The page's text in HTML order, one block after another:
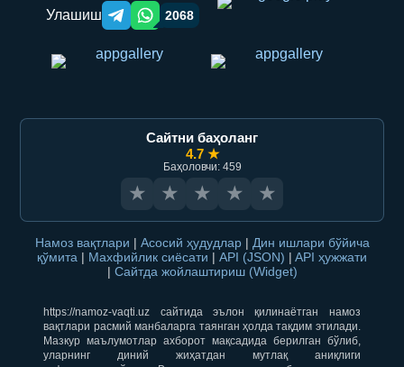
Улашиш Telegram orqali ulashish
WhatsApp orqali ulashish
2068
Сайтни баҳоланг
4.7 ★
Баҳоловчи: 459
★ ★ ★ ★ ★
Намоз вақтлари | Асосий ҳудудлар | Дин ишлари бўйича
қўмита | Махфийлик сиёсати | API (JSON) | API ҳужжати
| Сайтда жойлаштириш (Widget)
https://namoz-vaqti.uz сайтида эълон қилинаётган намоз
вақтлари расмий манбаларга таянган ҳолда тақдим этилади.
Мазкур маълумотлар ахборот мақсадида берилган бўлиб,
уларнинг диний жиҳатдан мутлақ аниқлиги